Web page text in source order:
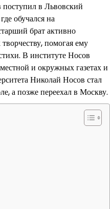
в Львовский
обучался на
брат активно
помогая ему
В институте Носов
и окружных газетах и
Николай Носов стал
а позже переехал в Москву.